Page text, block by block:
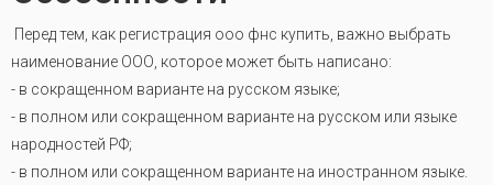
Перед тем, как регистрация ооо фнс купить, важно выбрать
наименование ООО, которое может быть написано:
- в сокращенном варианте на русском языке;
- в полном или сокращенном варианте на русском или языке
народностей РФ;
- в полном или сокращенном варианте на иностранном языке.